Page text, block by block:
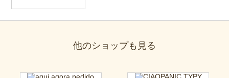
他のショップも見る